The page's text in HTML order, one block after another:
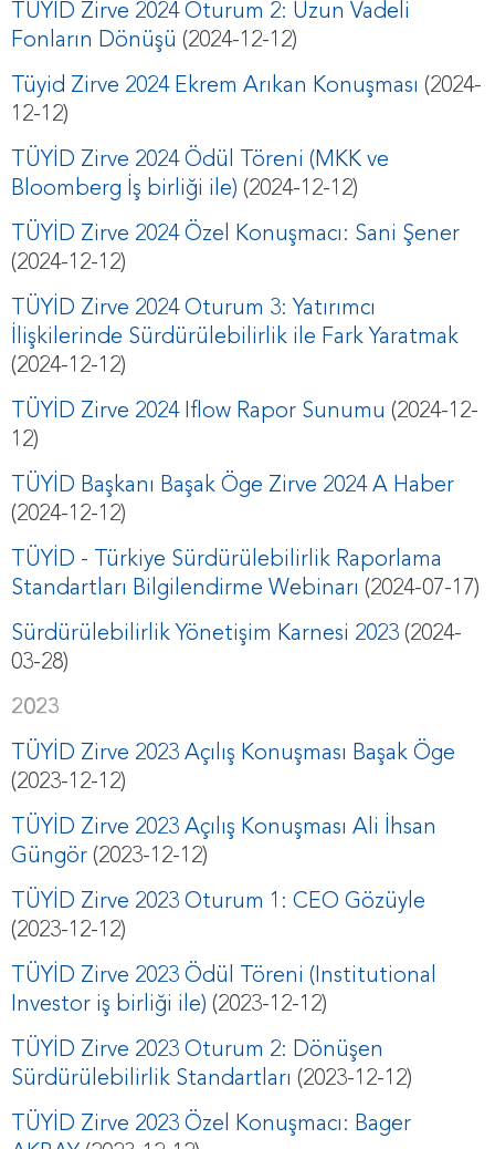
TÜYİD Zirve 2024 Oturum 2: Uzun Vadeli
Fonların Dönüşü (2024-12-12)
Tüyid Zirve 2024 Ekrem Arıkan Konuşması (2024-
12-12)
TÜYİD Zirve 2024 Ödül Töreni (MKK ve
Bloomberg İş birliği ile) (2024-12-12)
TÜYİD Zirve 2024 Özel Konuşmacı: Sani Şener
(2024-12-12)
TÜYİD Zirve 2024 Oturum 3: Yatırımcı
İlişkilerinde Sürdürülebilirlik ile Fark Yaratmak
(2024-12-12)
TÜYİD Zirve 2024 Iflow Rapor Sunumu (2024-12-
12)
TÜYİD Başkanı Başak Öge Zirve 2024 A Haber
(2024-12-12)
TÜYİD - Türkiye Sürdürülebilirlik Raporlama
Standartları Bilgilendirme Webinarı (2024-07-17)
Sürdürülebilirlik Yönetişim Karnesi 2023 (2024-
03-28)
2023
TÜYİD Zirve 2023 Açılış Konuşması Başak Öge
(2023-12-12)
TÜYİD Zirve 2023 Açılış Konuşması Ali İhsan
Güngör (2023-12-12)
TÜYİD Zirve 2023 Oturum 1: CEO Gözüyle
(2023-12-12)
TÜYİD Zirve 2023 Ödül Töreni (Institutional
Investor iş birliği ile) (2023-12-12)
TÜYİD Zirve 2023 Oturum 2: Dönüşen
Sürdürülebilirlik Standartları (2023-12-12)
TÜYİD Zirve 2023 Özel Konuşmacı: Bager